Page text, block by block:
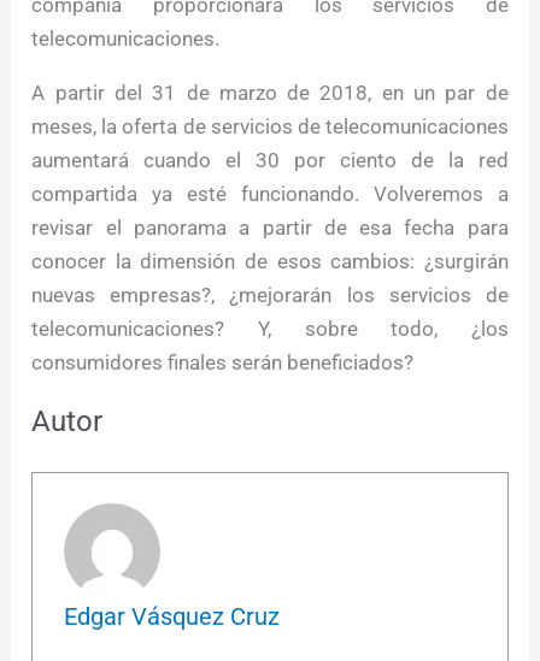
telecomunicaciones.
A partir del 31 de marzo de 2018, en un par de
meses, la oferta de servicios de telecomunicaciones
aumentará cuando el 30 por ciento de la red
compartida ya esté funcionando. Volveremos a
revisar el panorama a partir de esa fecha para
conocer la dimensión de esos cambios: ¿surgirán
nuevas empresas?, ¿mejorarán los servicios de
telecomunicaciones? Y, sobre todo, ¿los
consumidores finales serán beneficiados?
Autor
Edgar Vásquez Cruz